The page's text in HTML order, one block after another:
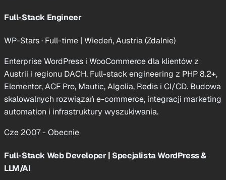
Full-Stack Engineer
WP-Stars · Full-time | Wiedeń, Austria (Zdalnie)
Enterprise WordPress i WooCommerce dla klientów z
Austrii i regionu DACH. Full-stack engineering z PHP 8.2+,
Elementor, ACF Pro, Mautic, Algolia, Redis i CI/CD. Budowa
skalowalnych rozwiązań e-commerce, integracji marketing
automation i infrastruktury wyszukiwania.
Cze 2007 - Obecnie
Full-Stack Web Developer | Specjalista WordPress &
LLM/AI